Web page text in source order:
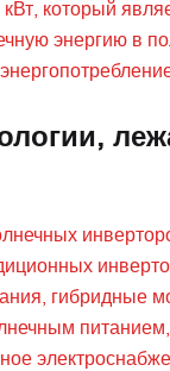
который
энергию в
гибридные